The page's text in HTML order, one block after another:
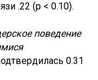
.22 (p < 0.10).
поведение
0.31